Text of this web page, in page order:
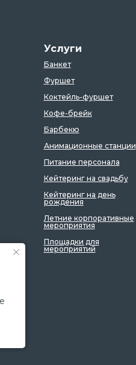
Услуги
Банкет
Фуршет
Коктейль-фуршет
Кофе-брейк
Барбекю
Анимационные станции
Питание персонала
Кейтеринг на свадьбу
Кейтеринг на день
рождения
Летние корпоративные
мероприятия
Площадки для
мероприятий